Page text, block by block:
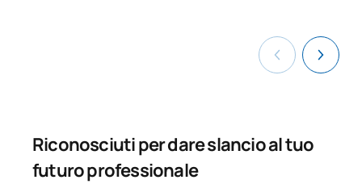
Riconosciuti per dare slancio al tuo
futuro professionale